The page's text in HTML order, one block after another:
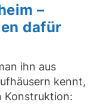
–
dafür
ihn aus
kennt,
Konstruktion: